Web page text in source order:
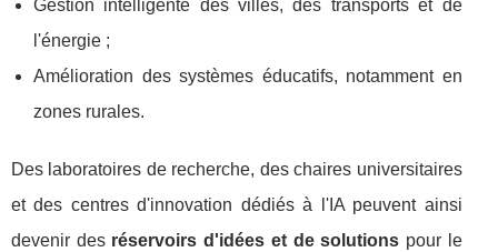
Gestion intelligente des villes, des transports et de
l'énergie ;
Amélioration des systèmes éducatifs, notamment en
zones rurales.
Des laboratoires de recherche, des chaires universitaires
et des centres d'innovation dédiés à l'IA peuvent ainsi
devenir des réservoirs d'idées et de solutions pour le